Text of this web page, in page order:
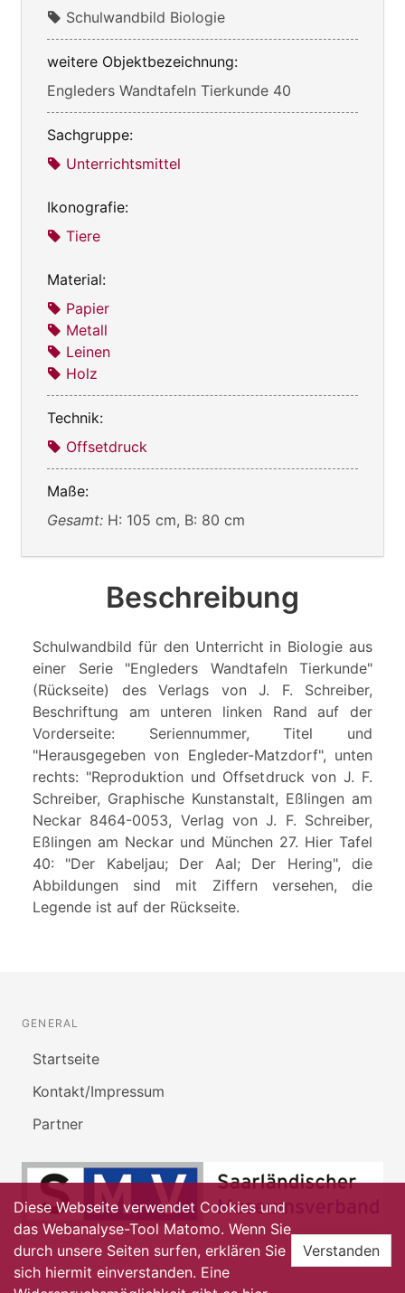
Schulwandbild Biologie
weitere Objektbezeichnung:
Engleders Wandtafeln Tierkunde 40
Sachgruppe:
Unterrichtsmittel
Ikonografie:
Tiere
Material:
Papier
Metall
Leinen
Holz
Technik:
Offsetdruck
Maße:
Gesamt: H: 105 cm, B: 80 cm
Beschreibung
Schulwandbild für den Unterricht in Biologie aus
einer Serie "Engleders Wandtafeln Tierkunde"
(Rückseite) des Verlags von J. F. Schreiber,
Beschriftung am unteren linken Rand auf der
Vorderseite: Seriennummer, Titel und
"Herausgegeben von Engleder-Matzdorf", unten
rechts: "Reproduktion und Offsetdruck von J. F.
Schreiber, Graphische Kunstanstalt, Eßlingen am
Neckar 8464-0053, Verlag von J. F. Schreiber,
Eßlingen am Neckar und München 27. Hier Tafel
40: "Der Kabeljau; Der Aal; Der Hering", die
Abbildungen sind mit Ziffern versehen, die
Legende ist auf der Rückseite.
GENERAL
Startseite
Kontakt/Impressum
Partner
Diese Webseite verwendet Cookies und
das Webanalyse-Tool Matomo. Wenn Sie
durch unsere Seiten surfen, erklären Sie
sich hiermit einverstanden. Eine
Verstanden